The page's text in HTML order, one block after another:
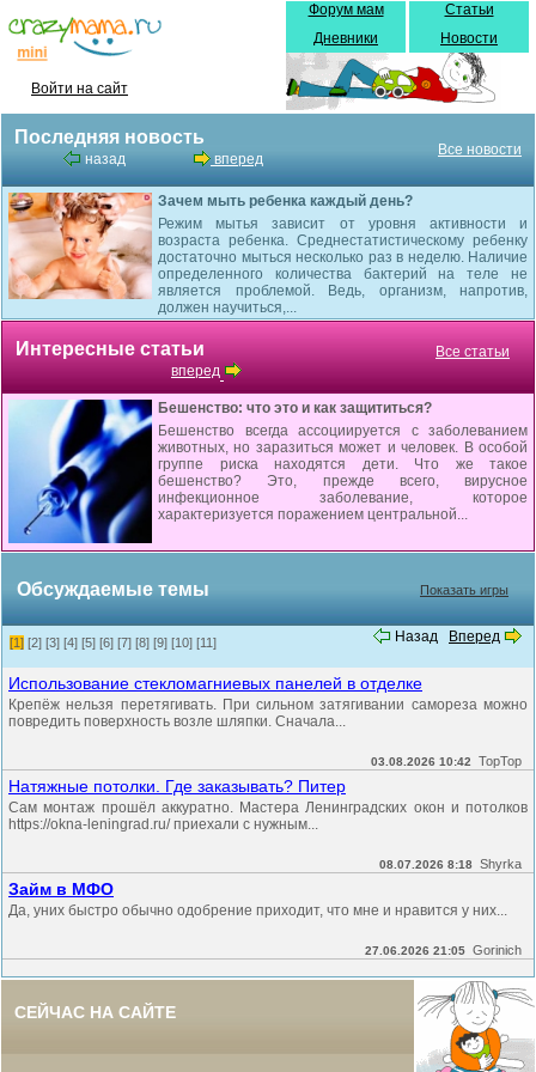
Войти на сайт
Форум мам
Дневники
Статьи
Новости
Последняя новость
назад вперед
Все новости
Зачем мыть ребенка каждый день?
Режим мытья зависит от уровня активности и
возраста ребенка. Среднестатистическому ребенку
достаточно мыться несколько раз в неделю. Наличие
определенного количества бактерий на теле не
является проблемой. Ведь, организм, напротив,
должен научиться,...
Интересные статьи
вперед
Все статьи
Бешенство: что это и как защититься?
Бешенство всегда ассоциируется с заболеванием
животных, но заразиться может и человек. В особой
группе риска находятся дети. Что же такое
бешенство? Это, прежде всего, вирусное
инфекционное заболевание, которое
характеризуется поражением центральной...
Обсуждаемые темы Показать игры
Назад Вперед
[1] [2] [3] [4] [5] [6] [7] [8] [9] [10] [11]
Использование стекломагниевых панелей в отделке
Крепёж нельзя перетягивать. При сильном затягивании самореза можно
повредить поверхность возле шляпки. Сначала...
03.08.2026 10:42 TopTop
Натяжные потолки. Где заказывать? Питер
Сам монтаж прошёл аккуратно. Мастера Ленинградских окон и потолков
https://okna-leningrad.ru/ приехали с нужным...
08.07.2026 8:18 Shyrka
Займ в МФО
Да, уних быстро обычно одобрение приходит, что мне и нравится у них...
27.06.2026 21:05 Gorinich
СЕЙЧАС НА САЙТЕ